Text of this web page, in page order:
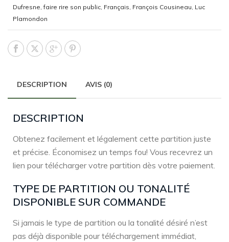
Dufresne,faire rire son public, Français, François Cousineau, Luc
Plamondon
DESCRIPTION AVIS (0)
DESCRIPTION
Obtenez facilement et légalement cette partition juste
et précise. Économisez un temps fou! Vous recevrez un
lien pour télécharger votre partition dès votre paiement.
TYPE DE PARTITION OU TONALITÉ
DISPONIBLE SUR COMMANDE
Si jamais le type de partition ou la tonalité désiré n’est
pas déjà disponible pour téléchargement immédiat,